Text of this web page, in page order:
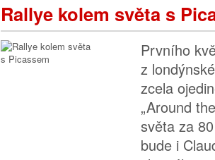
Rallye kolem světa s
Prvního
z
zcela
„Around
světa za
bude i